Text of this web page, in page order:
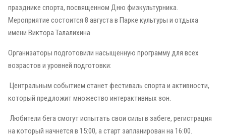
празднике спорта, посвященном Дню физкультурника.
Мероприятие состоится 8 августа в Парке культуры и отдыха
имени Виктора Талалихина.
Организаторы подготовили насыщенную программу для всех
возрастов и уровней подготовки:
Центральным событием станет фестиваль спорта и активности,
который предложит множество интерактивных зон.
Любители бега смогут испытать свои силы в забеге, регистрация
на который начнется в 15:00, а старт запланирован на 16:00.